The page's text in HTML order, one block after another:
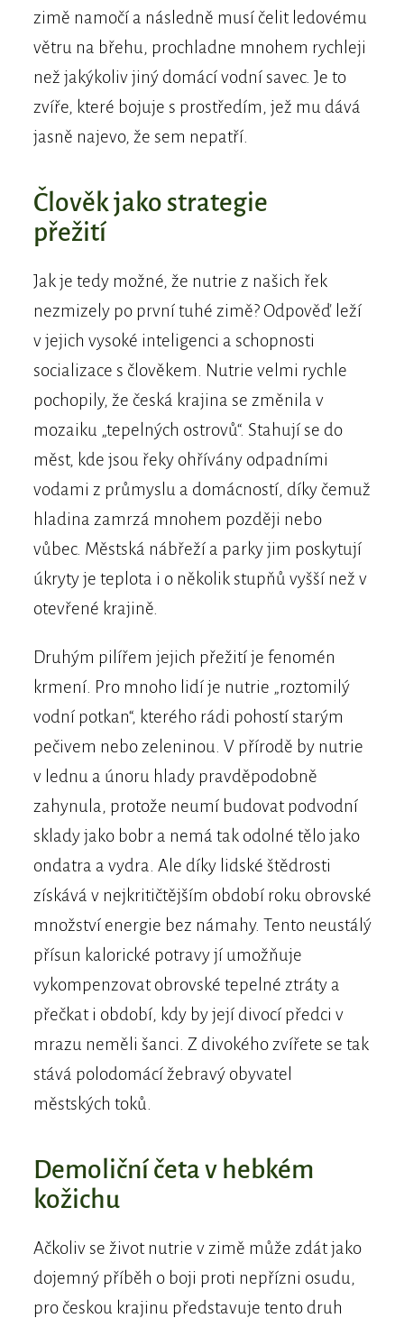
zimě namočí a následně musí čelit ledovému
větru na břehu, prochladne mnohem rychleji
než jakýkoliv jiný domácí vodní savec. Je to
zvíře, které bojuje s prostředím, jež mu dává
jasně najevo, že sem nepatří.
Člověk jako strategie
přežití
Jak je tedy možné, že nutrie z našich řek
nezmizely po první tuhé zimě? Odpověď leží
v jejich vysoké inteligenci a schopnosti
socializace s člověkem. Nutrie velmi rychle
pochopily, že česká krajina se změnila v
mozaiku „tepelných ostrovů“. Stahují se do
měst, kde jsou řeky ohřívány odpadními
vodami z průmyslu a domácností, díky čemuž
hladina zamrzá mnohem později nebo
vůbec. Městská nábřeží a parky jim poskytují
úkryty je teplota i o několik stupňů vyšší než v
otevřené krajině.
Druhým pilířem jejich přežití je fenomén
krmení. Pro mnoho lidí je nutrie „roztomilý
vodní potkan“, kterého rádi pohostí starým
pečivem nebo zeleninou. V přírodě by nutrie
v lednu a únoru hlady pravděpodobně
zahynula, protože neumí budovat podvodní
sklady jako bobr a nemá tak odolné tělo jako
ondatra a vydra. Ale díky lidské štědrosti
získává v nejkritičtějším období roku obrovské
množství energie bez námahy. Tento neustálý
přísun kalorické potravy jí umožňuje
vykompenzovat obrovské tepelné ztráty a
přečkat i období, kdy by její divocí předci v
mrazu neměli šanci. Z divokého zvířete se tak
stává polodomácí žebravý obyvatel
městských toků.
Demoliční četa v hebkém
kožichu
Ačkoliv se život nutrie v zimě může zdát jako
dojemný příběh o boji proti nepřízni osudu,
pro českou krajinu představuje tento druh